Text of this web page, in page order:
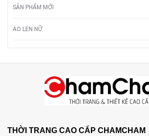
SẢN PHẨM MỚI
ÁO LEN NỮ
THỜI TRANG CAO CẤP CHAMCHAM